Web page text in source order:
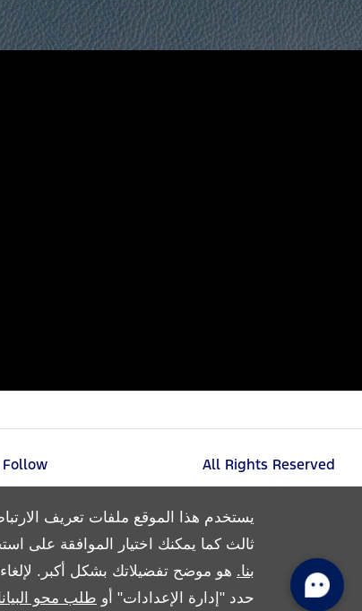
يستخدم هذا الموقع ملفات تعريف
ثالث كما يمكنك اختيار الموافقة على
بنا. هو موضح تفضيلاتك بشكل أكبر.
حدد "إدارة الإعدادات" أو طلب محو
All Rights Reserved Follow بريمير موتورز